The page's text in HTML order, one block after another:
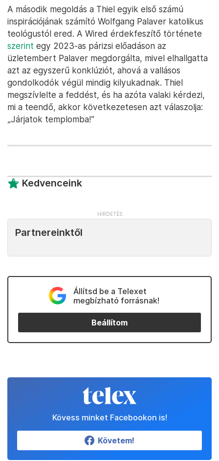
A második megoldás a Thiel egyik első számú
inspirációjának számító Wolfgang Palaver katolikus
teológustól ered. A Wired érdekfeszítő története
szerint egy 2023-as párizsi előadáson az
üzletembert Palaver megdorgálta, mivel elhallgatta
azt az egyszerű konklúziót, ahová a vallásos
gondolkodók végül mindig kilyukadnak. Thiel
megszívlelte a feddést, és ha azóta valaki kérdezi,
mi a teendő, akkor következetesen azt válaszolja:
„Járjatok templomba!”
Kedvenceink
Partnereinktől
Állítsd be a Telexet
megbízható forrásnak!
Beállítom
Kövess minket Facebookon is!
Követem!